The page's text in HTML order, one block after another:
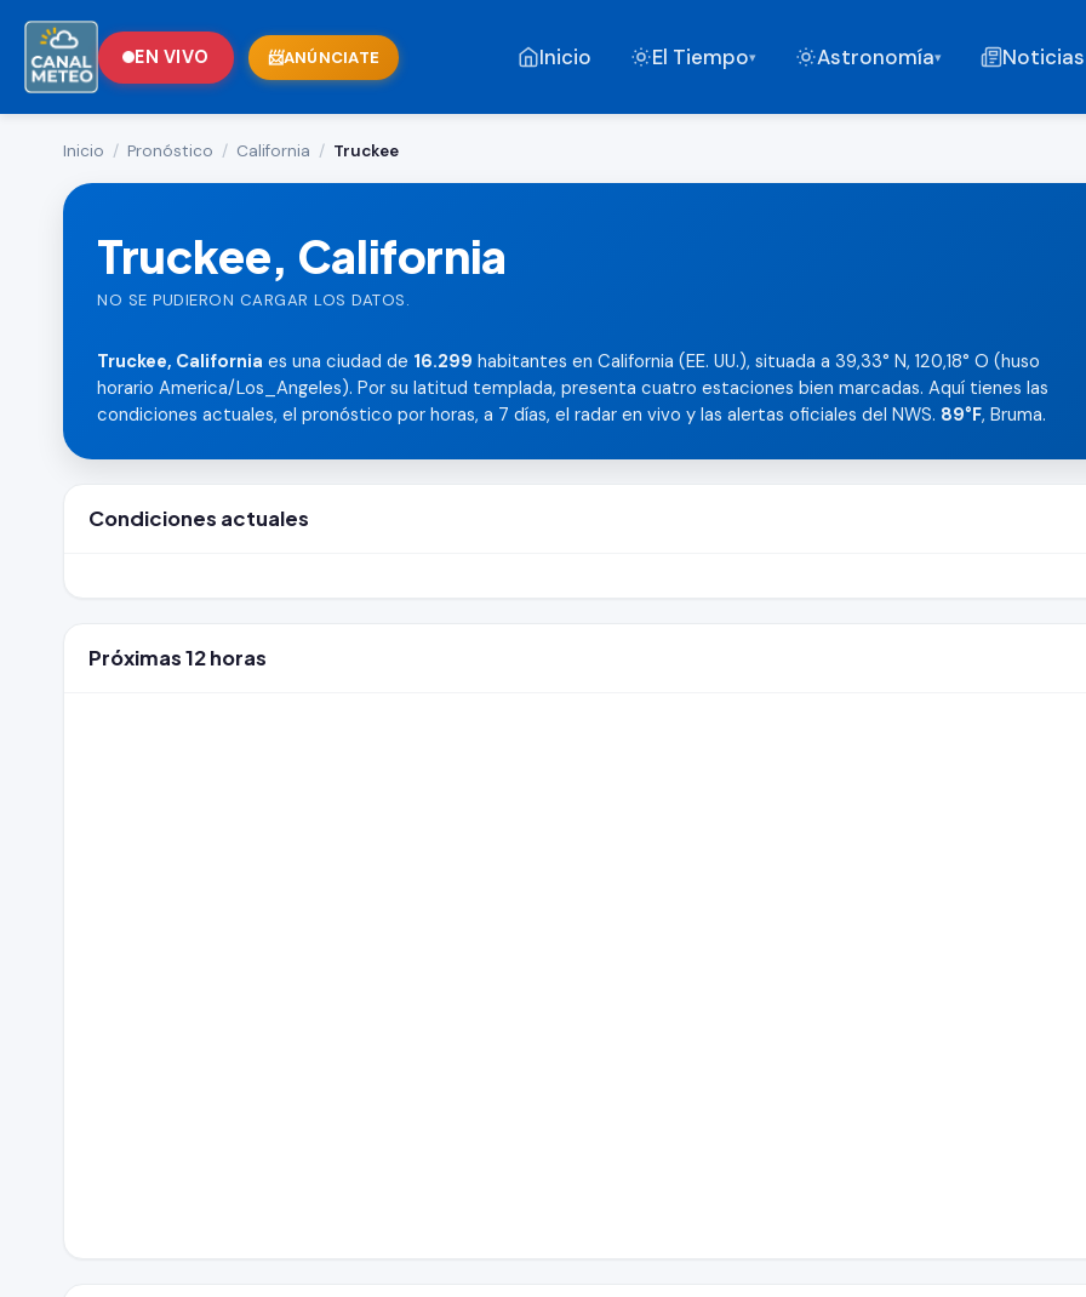
EN VIVO ANÚNCIATE Inicio El Tiempo▾ Astronomía▾ Noticias
Inicio / Pronóstico / California / Truckee
Truckee, California
NO SE PUDIERON CARGAR LOS DATOS.
Truckee, California es una ciudad de 16.299 habitantes en California (EE. UU.), situada a 39,33° N, 120,18° O (huso
horario America/Los_Angeles). Por su latitud templada, presenta cuatro estaciones bien marcadas. Aquí tienes las
condiciones actuales, el pronóstico por horas, a 7 días, el radar en vivo y las alertas oficiales del NWS. 89°F, Bruma.
Condiciones actuales
Próximas 12 horas